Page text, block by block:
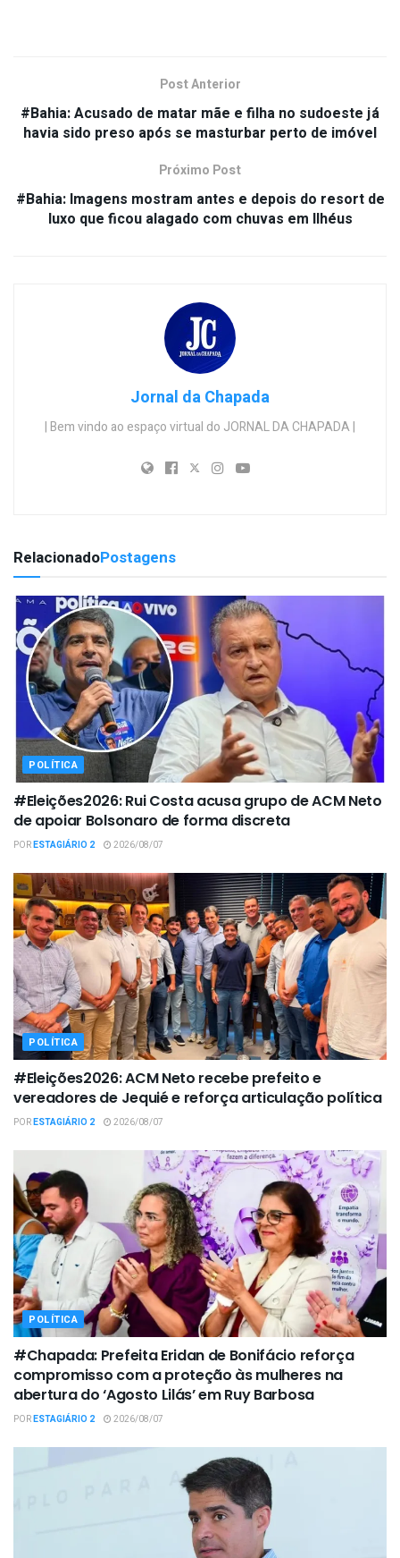
Post Anterior
#Bahia: Acusado de matar mãe e filha no sudoeste já
havia sido preso após se masturbar perto de imóvel
Próximo Post
#Bahia: Imagens mostram antes e depois do resort de
luxo que ficou alagado com chuvas em Ilhéus
Jornal da Chapada
| Bem vindo ao espaço virtual do JORNAL DA CHAPADA |
RelacionadoPostagens
POLÍTICA
#Eleições2026: Rui Costa acusa grupo de ACM Neto
de apoiar Bolsonaro de forma discreta
PORESTAGIÁRIO 2 2026/08/07
POLÍTICA
#Eleições2026: ACM Neto recebe prefeito e
vereadores de Jequié e reforça articulação política
PORESTAGIÁRIO 2 2026/08/07
POLÍTICA
#Chapada: Prefeita Eridan de Bonifácio reforça
compromisso com a proteção às mulheres na
abertura do ‘Agosto Lilás’ em Ruy Barbosa
PORESTAGIÁRIO 2 2026/08/07